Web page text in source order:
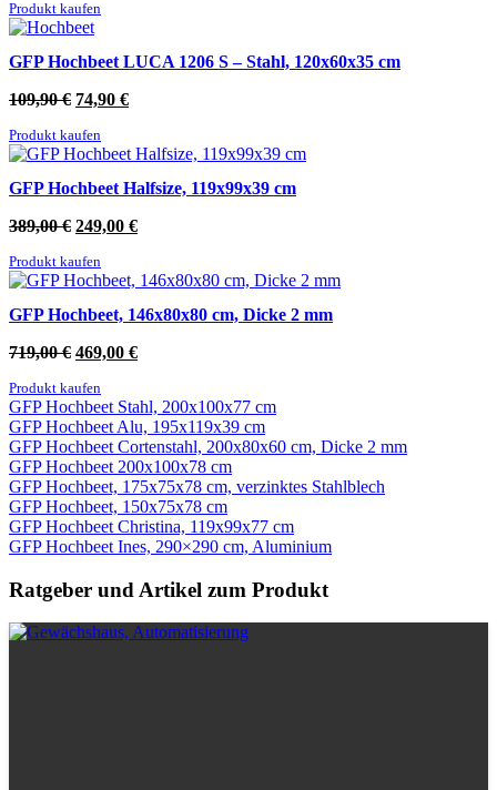
war:
2.329,00 €
Produkt kaufen
GFP Hochbeet LUCA 1206 S – Stahl, 120x60x35 cm
109,90€ Ursprünglicher
war:
109,90 €
74,90 €Aktueller
74,90 €.
Produkt kaufen
GFP Hochbeet Halfsize, 119x99x39 cm
389,00€ Ursprünglicher
war:
389,00 €
249,00 €Aktueller
249,00 €.
Produkt kaufen
GFP Hochbeet, 146x80x80 cm, Dicke 2 mm
719,00€ Ursprünglicher
war:
719,00 €
469,00 €Aktueller
469,00 €.
Produkt kaufen
GFP Hochbeet Stahl, 200x100x77 cm
GFP Hochbeet Alu, 195x119x39 cm
GFP Hochbeet Cortenstahl, 200x80x60 cm, Dicke 2 mm
GFP Hochbeet 200x100x78 cm
GFP Hochbeet, 175x75x78 cm, verzinktes Stahlblech
GFP Hochbeet, 150x75x78 cm
GFP Hochbeet Christina, 119x99x77 cm
GFP Hochbeet Ines, 290×290 cm, Aluminium
Ratgeber und Artikel zum Produkt